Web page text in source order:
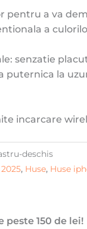
pentru a va
a
senzatie
puternica la
incarcare
deschis
, Huse, Huse
150 de lei!